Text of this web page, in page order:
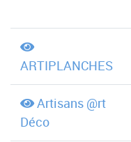
ARTIPLANCHES
Artisans @rt
Déco